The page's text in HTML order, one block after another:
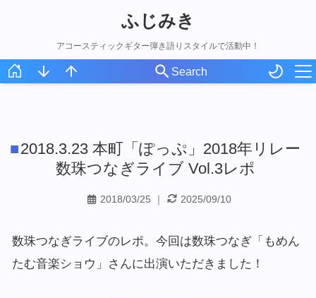
ふじみき
アコースティックギター弾き語りスタイルで活動中！
オリジナル曲
アコギ録
ライブ写真
2018.3.23 本町「ぽっぷ」2018年リレー
数珠つなぎライブ Vol.3レポ
2018/03/25 ｜ 2025/09/10
数珠つなぎライブのレポ。今回は数珠つなぎ「もめん
たむ音楽ショウ」さんに出演いただきました！